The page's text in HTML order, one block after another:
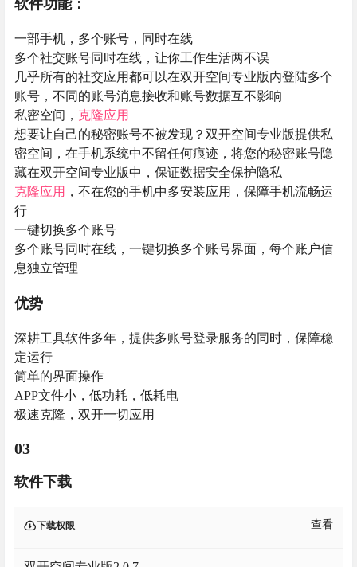
软件功能：
一部手机，多个账号，同时在线
多个社交账号同时在线，让你工作生活两不误
几乎所有的社交应用都可以在双开空间专业版内登陆多个
账号，不同的账号消息接收和账号数据互不影响
私密空间， 克隆应用
想要让自己的秘密账号不被发现？双开空间专业版提供私
密空间，在手机系统中不留任何痕迹，将您的秘密账号隐
藏在双开空间专业版中，保证数据安全保护隐私
克隆应用 ，不在您的手机中多安装应用，保障手机流畅运
行
一键切换多个账号
多个账号同时在线，一键切换多个账号界面，每个账户信
息独立管理
优势
深耕工具软件多年，提供多账号登录服务的同时，保障稳
定运行
简单的界面操作
APP文件小，低功耗，低耗电
极速克隆，双开一切应用
03
软件下载
下载权限 查看